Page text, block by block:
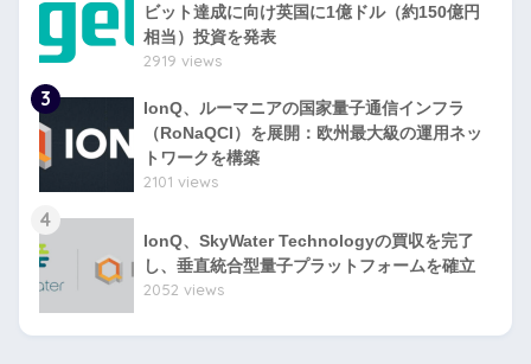
ビット達成に向け英国に1億ドル（約150億円
相当）投資を発表
2919 views
3
IonQ、ルーマニアの国家量子通信インフラ
（RoNaQCI）を展開：欧州最大級の運用ネッ
トワークを構築
2101 views
4
IonQ、SkyWater Technologyの買収を完了
し、垂直統合型量子プラットフォームを確立
2052 views